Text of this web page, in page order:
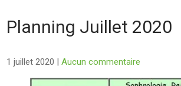
Planning Juillet 2020
1 juillet 2020 |Aucun commentaire